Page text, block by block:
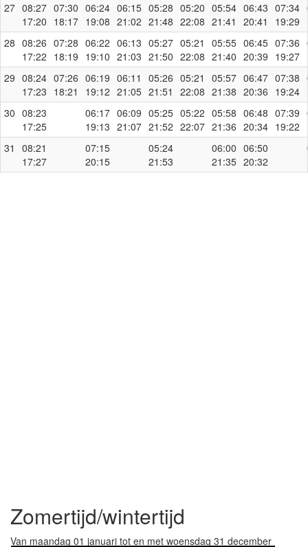
27 08:27
17:20
07:30
18:17
06:24
19:08
06:15
21:02
05:28
21:48
05:20
22:08
05:54
21:41
06:43
20:41
07:34
19:29
28 08:26
17:22
07:28
18:19
06:22
19:10
06:13
21:03
05:27
21:50
05:21
22:08
05:55
21:40
06:45
20:39
07:36
19:27
29 08:24
17:23
07:26
18:21
06:19
19:12
06:11
21:05
05:26
21:51
05:21
22:08
05:57
21:38
06:47
20:36
07:38
19:24
30 08:23
17:25
06:17
19:13
06:09
21:07
05:25
21:52
05:22
22:07
05:58
21:36
06:48
20:34
07:39
19:22
31
08:21
17:27
07:15
20:15
05:24
21:53
06:00
21:35
06:50
20:32
Zomertijd/wintertijd
Van maandag 01 januari tot en met woensdag 31 december